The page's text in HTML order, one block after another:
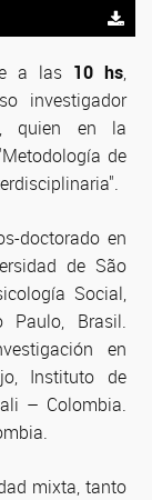
a las 10 hs,
investigador
quien en la
de
doctorado en
de São
Social,
Paulo, Brasil.
en
Instituto de
– Colombia.
mixta, tanto